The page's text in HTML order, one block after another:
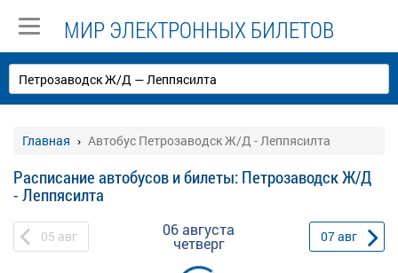
МИР ЭЛЕКТРОННЫХ БИЛЕТОВ
Главная Автобус Петрозаводск Ж/Д - Леппясилта
Расписание автобусов и билеты: Петрозаводск Ж/Д
- Леппясилта
05 авг 06 августа
четверг 07авг